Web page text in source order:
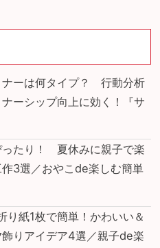
ナーは何タイプ？ 行動分析
ーシップ向上に効く！『サ
ったり！ 夏休みに親子で楽
作3選／おやこde楽しむ簡単
り紙1枚で簡単！かわいい＆
りアイデア4選／親子de楽